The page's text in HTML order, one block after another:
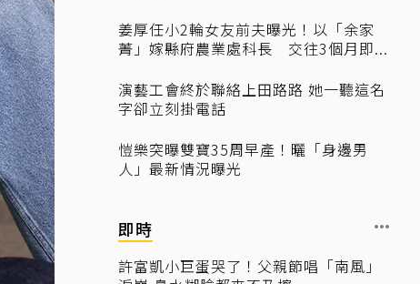
姜厚任小2輪女友前夫曝光！以「余家
菁」嫁縣府農業處科長 交往3個月即...
演藝工會終於聯絡上田路路 她一聽這名
字卻立刻掛電話
愷樂突曝雙寶35周早產！曬「身邊男
人」最新情況曝光
即時
許富凱小巨蛋哭了！父親節唱「南風」